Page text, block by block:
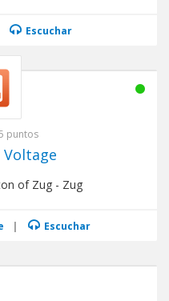
Escuchar
puntos
Voltage
of Zug - Zug
| Escuchar